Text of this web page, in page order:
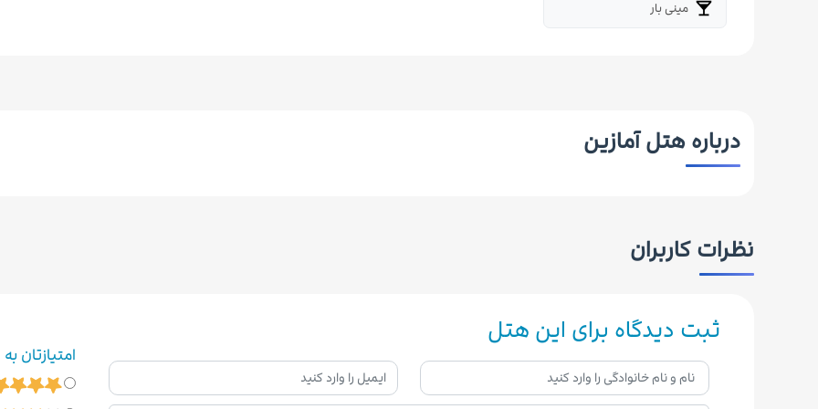
local_bar مینی بار
درباره هتل آمازین
نظرات کاربران
ثبت دیدگاه برای این هتل
امتیازتان